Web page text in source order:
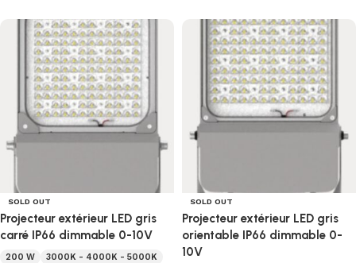
SOLD OUT
Projecteur extérieur LED gris
carré IP66 dimmable 0-10V
200 W
3000K - 4000K - 5000K
SOLD OUT
Projecteur extérieur LED gris
orientable IP66 dimmable 0-
10V